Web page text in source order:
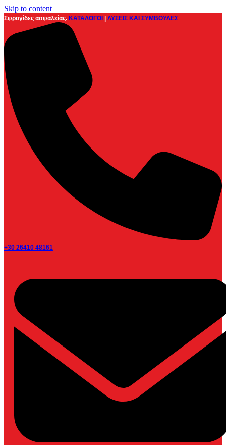
Skip to content
Σφραγίδες ασφαλείας. ΚΑΤΑΛΟΓΟΙ ΛΥΣΕΙΣ ΚΑΙ ΣΥΜΒΟΥΛΕΣ
+30 26410 48161